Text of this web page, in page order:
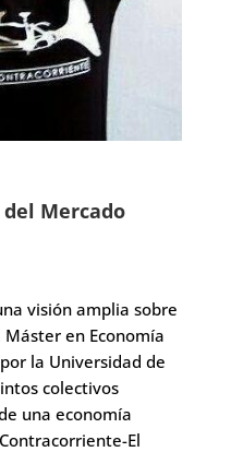
Mercado
visión amplia sobre
en Economía
la Universidad de
colectivos
una economía
El